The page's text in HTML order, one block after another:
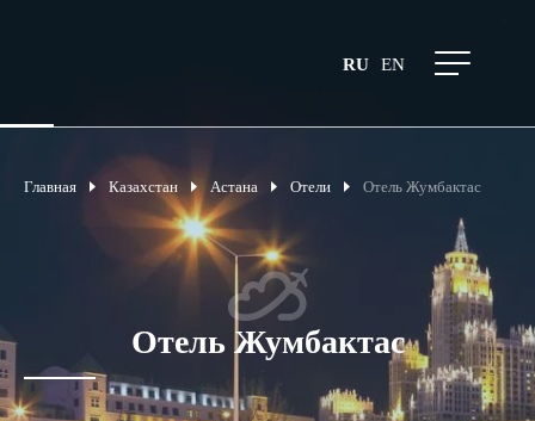
RU EN
Главная Казахстан Астана Отели Отель Жумбактас
Отель Жумбактас